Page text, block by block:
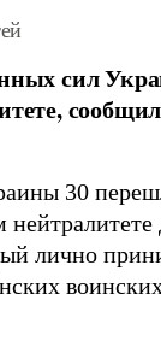
сил
сообщил
30
лично